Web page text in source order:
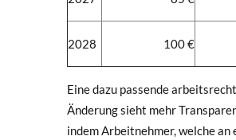
2028 100 €
Eine dazu passende
Änderung sieht mehr
indem Arbeitnehmer, welche an